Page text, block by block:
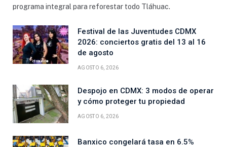
programa integral para reforestar todo Tláhuac.
Festival de las Juventudes CDMX
2026: conciertos gratis del 13 al 16
de agosto
AGOSTO 6, 2026
Despojo en CDMX: 3 modos de operar
y cómo proteger tu propiedad
AGOSTO 6, 2026
Banxico congelará tasa en 6.5%